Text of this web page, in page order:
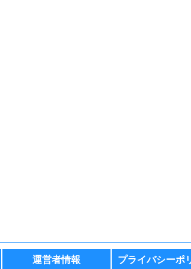
運営者情報 プライバシーポ